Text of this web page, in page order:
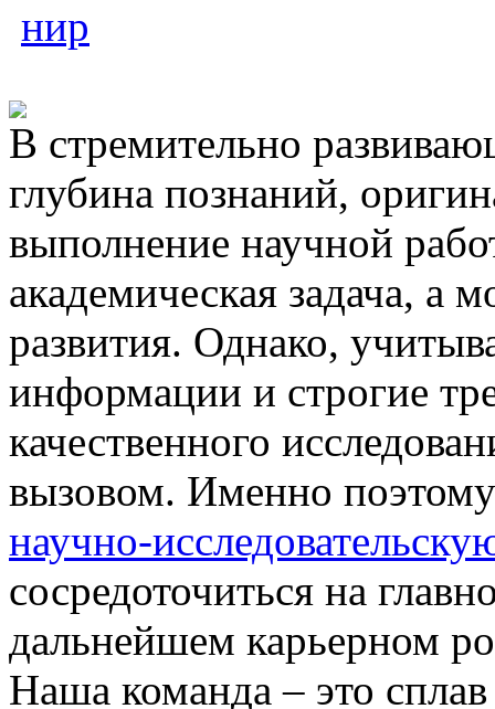
нир
В стремительно
глубина познаний,
выполнение научной
академическая задача, а
развития. Однако,
информации и строгие
качественного
вызовом. Именно
научно-
сосредоточиться на
дальнейшем карьерном
Наша команда – это